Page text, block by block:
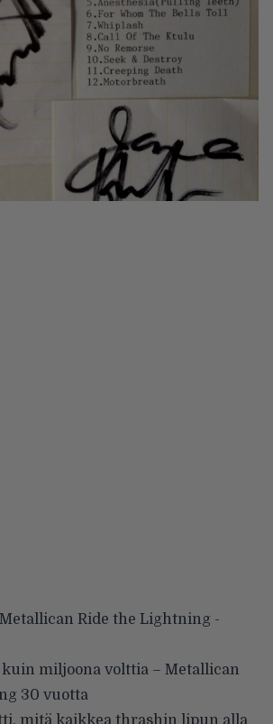
Ride the Lightning -
kuin miljoona volttia – Metallican
30 vuotta
mitä kaikkea thrashin lipun alla